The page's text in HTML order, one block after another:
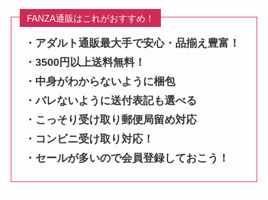
FANZA通販はこれがおすすめ！
・アダルト通販最大手で安心・品揃え豊富！
・3500円以上送料無料！
・中身がわからないように梱包
・バレないように送付表記も選べる
・こっそり受け取り郵便局留め対応
・コンビニ受け取り対応！
・セールが多いので会員登録しておこう！